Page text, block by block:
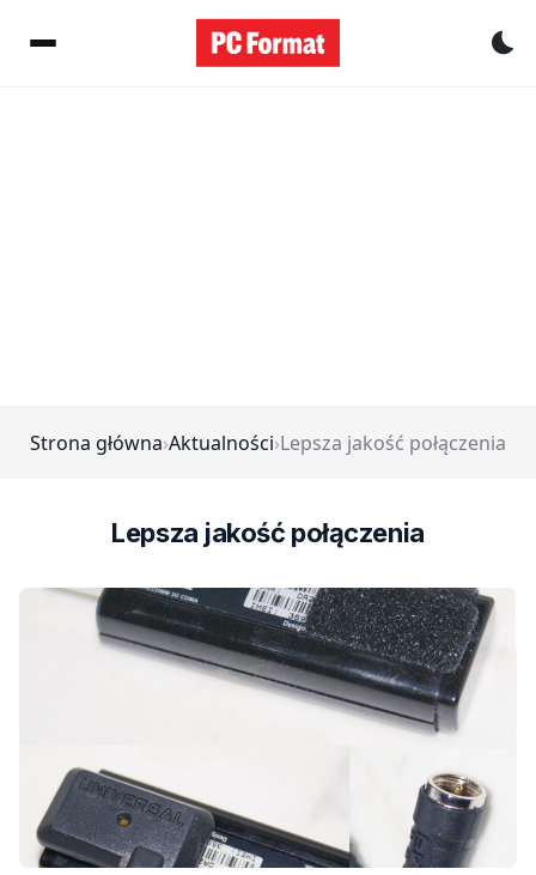
Strona główna›Aktualności›Lepsza jakość połączenia
Lepsza jakość połączenia